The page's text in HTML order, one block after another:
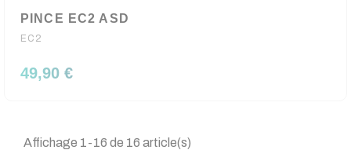
PINCE EC2 ASD
EC2
49,90 €
Affichage 1-16 de 16 article(s)